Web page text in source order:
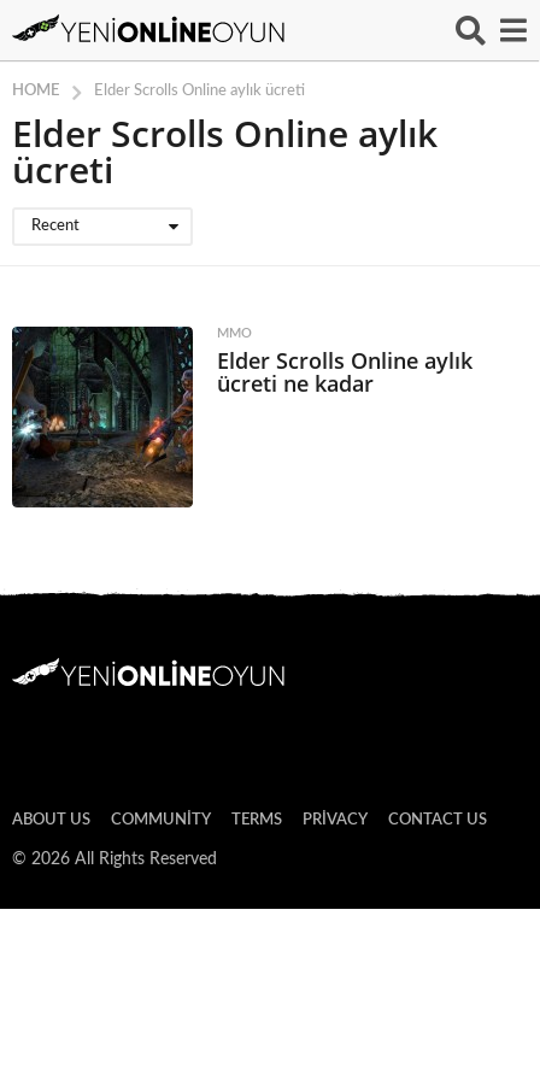
HOME Elder Scrolls Online aylık ücreti
Elder Scrolls Online aylık
ücreti
Recent
MMO
Elder Scrolls Online aylık
ücreti ne kadar
ABOUT US COMMUNITY TERMS PRIVACY CONTACT US
© 2026 All Rights Reserved